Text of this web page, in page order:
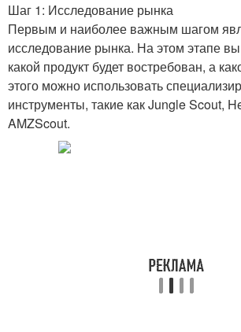
Шаг 1: Исследование рынка
Первым и наиболее важным шагом
исследование рынка. На этом этапе
какой продукт будет востребован, а
этого можно использовать
инструменты, такие как Jungle Scout,
AMZScout.